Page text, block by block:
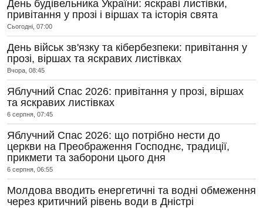
День будівельника України: яскраві листівки,
привітання у прозі і віршах та історія свята
Сьогодні, 07:00
День військ зв'язку та кібербезпеки: привітання у
прозі, віршах та яскравих листівках
Вчора, 08:45
Яблучний Спас 2026: привітання у прозі, віршах
та яскравих листівках
6 серпня, 07:45
Яблучний Спас 2026: що потрібно нести до
церкви на Преображення Господнє, традиції,
прикмети та заборони цього дня
6 серпня, 06:55
Молдова вводить енергетичні та водні обмеження
через критичний рівень води в Дністрі